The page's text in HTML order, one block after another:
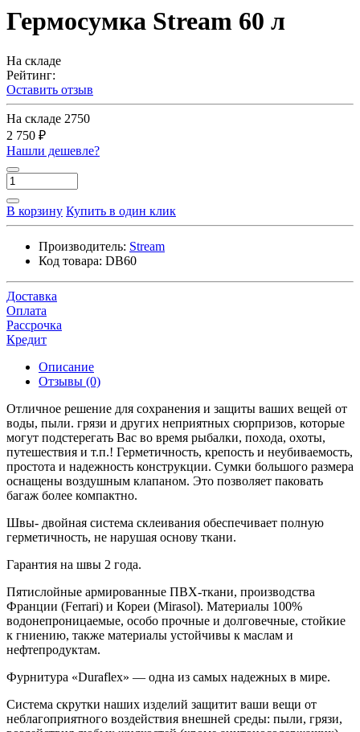
Гермосумка Stream 60 л
На складе
Рейтинг:
Оставить отзыв
На складе 2750
2 750 ₽
Нашли дешевле?
В корзину Купить в один клик
Производитель: Stream
Код товара: DB60
Доставка
Оплата
Рассрочка
Кредит
Описание
Отзывы (0)
Отличное решение для сохранения и защиты ваших вещей от
воды, пыли. грязи и других неприятных сюрпризов, которые
могут подстерегать Вас во время рыбалки, похода, охоты,
путешествия и т.п.! Герметичность, крепость и неубиваемость,
простота и надежность конструкции. Сумки большого размера
оснащены воздушным клапаном. Это позволяет паковать
багаж более компактно.
Швы- двойная система склеивания обеспечивает полную
герметичность, не нарушая основу ткани.
Гарантия на швы 2 года.
Пятислойные армированные ПВХ-ткани, производства
Франции (Ferrari) и Кореи (Mirasol). Материалы 100%
водонепроницаемые, особо прочные и долговечные, стойкие
к гниению, также материалы устойчивы к маслам и
нефтепродуктам.
Фурнитура «Duraflex» — одна из самых надежных в мире.
Система скрутки наших изделий защитит ваши вещи от
неблагоприятного воздействия внешней среды: пыли, грязи,